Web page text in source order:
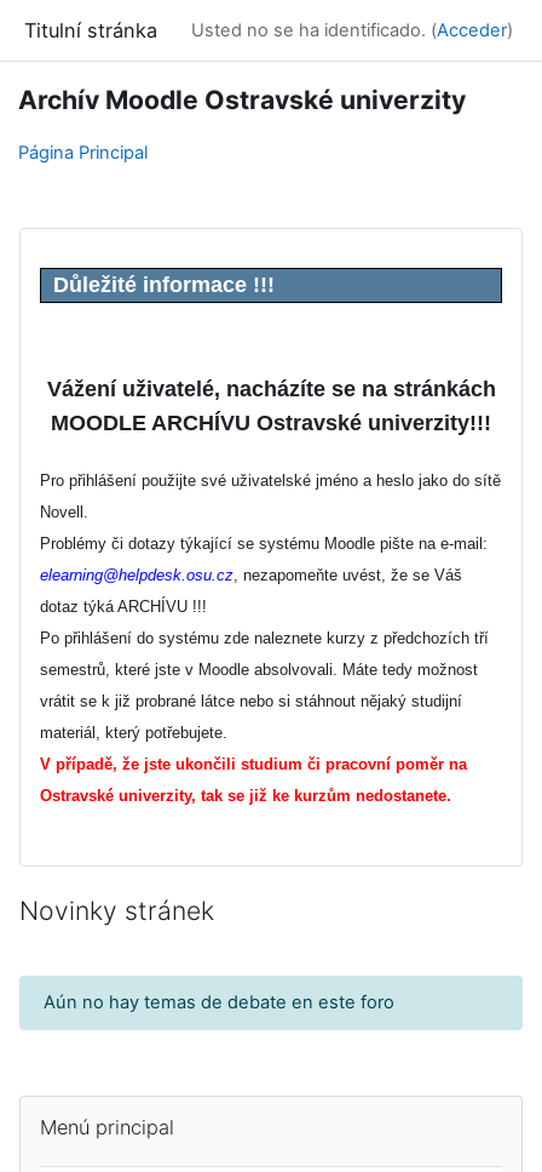
Titulní stránka Usted no se ha identificado. (Acceder)
Archív Moodle Ostravské univerzity
Página Principal
Důležité informace !!!
Vážení uživatelé, nacházíte se na stránkách
MOODLE ARCHÍVU Ostravské univerzity!!!
Pro přihlášení použijte své uživatelské jméno a heslo jako do sítě
Novell.
Problémy či dotazy týkající se systému Moodle pište na e-mail:
elearning@helpdesk.osu.cz , nezapomeňte uvést, že se Váš
dotaz týká ARCHÍVU !!!
Po přihlášení do systému zde naleznete kurzy z předchozích tří
semestrů, které jste v Moodle absolvovali. Máte tedy možnost
vrátit se k již probrané látce nebo si stáhnout nějaký studijní
materiál, který potřebujete.
V případě, že jste ukončili studium či pracovní poměr na
Ostravské univerzity, tak se již ke kurzům nedostanete.
Novinky stránek
Aún no hay temas de debate en este foro
Bloques
Menú principal